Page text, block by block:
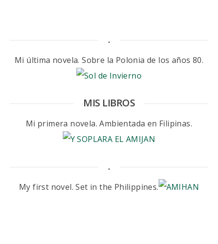
.
Mi última novela. Sobre la Polonia de los años 80.
MIS LIBROS
Mi primera novela. Ambientada en Filipinas.
.
My first novel. Set in the Philippines.